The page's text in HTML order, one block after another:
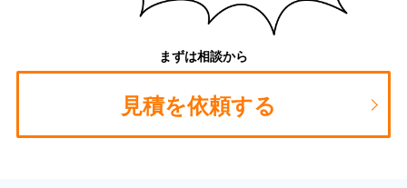
まずは相談から
見積を依頼する